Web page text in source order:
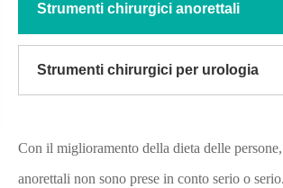
Strumenti chirurgici anorettali
Strumenti chirurgici per urologia
Con il miglioramento della dieta delle
anorettali non sono prese in conto serio o